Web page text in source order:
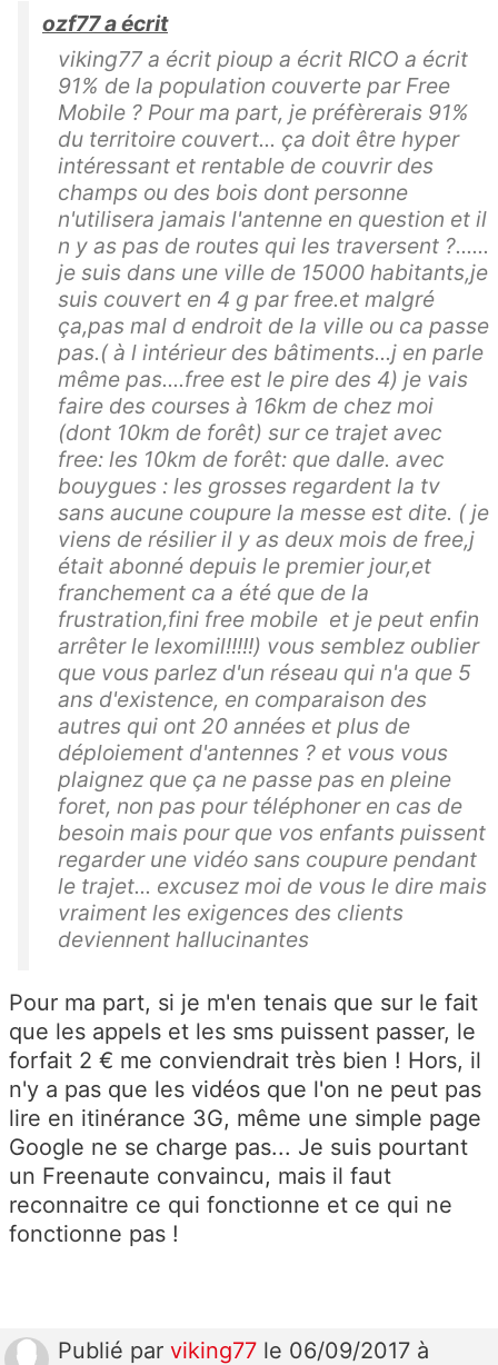
ozf77 a écrit
viking77 a écrit pioup a écrit RICO a écrit
91% de la population couverte par Free
Mobile ? Pour ma part, je préfèrerais 91%
du territoire couvert... ça doit être hyper
intéressant et rentable de couvrir des
champs ou des bois dont personne
n'utilisera jamais l'antenne en question et il
n y as pas de routes qui les traversent ?......
je suis dans une ville de 15000 habitants,je
suis couvert en 4 g par free.et malgré
ça,pas mal d endroit de la ville ou ca passe
pas.( à l intérieur des bâtiments...j en parle
même pas....free est le pire des 4) je vais
faire des courses à 16km de chez moi
(dont 10km de forêt) sur ce trajet avec
free: les 10km de forêt: que dalle. avec
bouygues : les grosses regardent la tv
sans aucune coupure la messe est dite. ( je
viens de résilier il y as deux mois de free,j
était abonné depuis le premier jour,et
franchement ca a été que de la
frustration,fini free mobile et je peut enfin
arrêter le lexomil!!!!!) vous semblez oublier
que vous parlez d'un réseau qui n'a que 5
ans d'existence, en comparaison des
autres qui ont 20 années et plus de
déploiement d'antennes ? et vous vous
plaignez que ça ne passe pas en pleine
foret, non pas pour téléphoner en cas de
besoin mais pour que vos enfants puissent
regarder une vidéo sans coupure pendant
le trajet... excusez moi de vous le dire mais
vraiment les exigences des clients
deviennent hallucinantes
Pour ma part, si je m'en tenais que sur le fait
que les appels et les sms puissent passer, le
forfait 2 € me conviendrait très bien ! Hors, il
n'y a pas que les vidéos que l'on ne peut pas
lire en itinérance 3G, même une simple page
Google ne se charge pas... Je suis pourtant
un Freenaute convaincu, mais il faut
reconnaitre ce qui fonctionne et ce qui ne
fonctionne pas !
Publié par viking77 le 06/09/2017 à